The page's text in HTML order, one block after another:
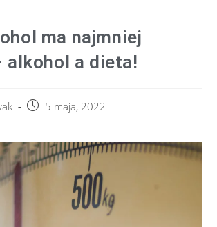
ma najmniej
alkohol a dieta!
5 maja, 2022